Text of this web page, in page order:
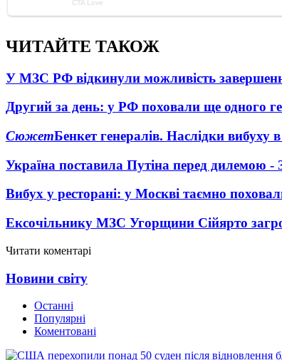
ЧИТАЙТЕ ТАКОЖ
У МЗС РФ відкинули можливість
Другий за день: у РФ поховали ще одного
СюжетБенкет генералів. Наслідки вибуху
Україна поставила Путіна перед дилемою -
Вибух у ресторані: у Москві таємно
Ексочільнику МЗС Угорщини Сійярто
Читати коментарі
Новини світу
Останні
Популярні
Коментовані